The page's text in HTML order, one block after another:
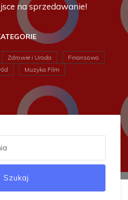
na sprzedawanie!
Zdrowie i Uroda
Finansowo
Muzyka Film
Szukaj